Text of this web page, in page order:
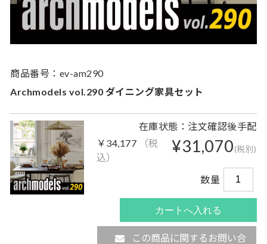
商品番号：ev-am290
Archmodels vol.290 ダイニング家具セット
在庫状態：注文確認後手配
¥31,070(税別)
￥34,177
（税
込）
数量
この商品に関するお問い合